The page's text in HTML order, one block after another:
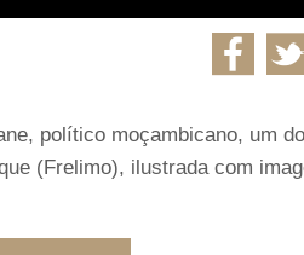
político moçambicano, um
(Frelimo), ilustrada com